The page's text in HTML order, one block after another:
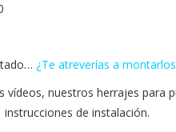
¿Te atreverías a
vídeos, nuestros herrajes para
de instalación.